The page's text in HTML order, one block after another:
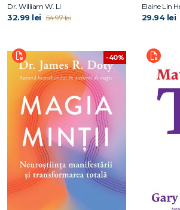
Dr. William W. Li
32.99 lei 54.97 lei
Elaine Lin
29.94 lei
-40%